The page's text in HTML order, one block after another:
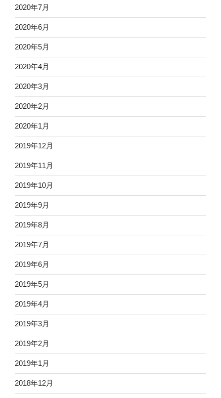
2020年7月
2020年6月
2020年5月
2020年4月
2020年3月
2020年2月
2020年1月
2019年12月
2019年11月
2019年10月
2019年9月
2019年8月
2019年7月
2019年6月
2019年5月
2019年4月
2019年3月
2019年2月
2019年1月
2018年12月